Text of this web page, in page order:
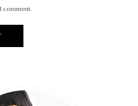
comment.